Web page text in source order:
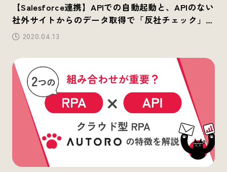
【Salesforce連携】APIでの自動起動と、APIのない
社外サイトからのデータ取得で「反社チェック」
「与信調査」を自動化
2020.04.13